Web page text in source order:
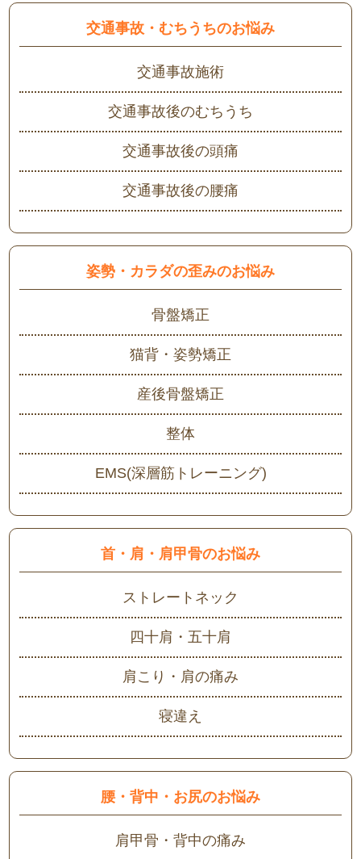
交通事故・むちうちのお悩み
交通事故施術
交通事故後のむちうち
交通事故後の頭痛
交通事故後の腰痛
姿勢・カラダの歪みのお悩み
骨盤矯正
猫背・姿勢矯正
産後骨盤矯正
整体
EMS(深層筋トレーニング)
首・肩・肩甲骨のお悩み
ストレートネック
四十肩・五十肩
肩こり・肩の痛み
寝違え
腰・背中・お尻のお悩み
肩甲骨・背中の痛み